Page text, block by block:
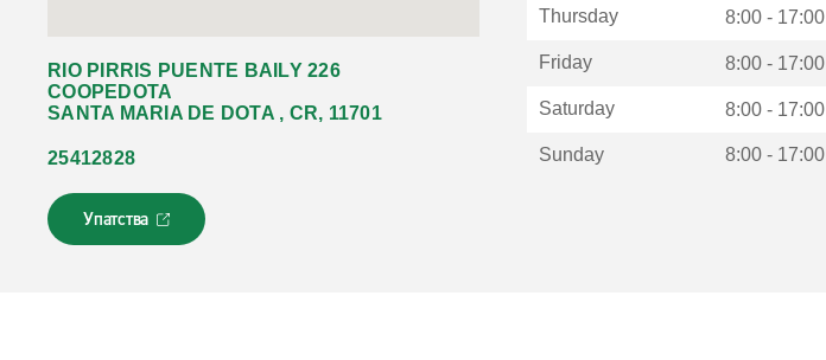
RIO PIRRIS PUENTE BAILY 226
COOPEDOTA
SANTA MARIA DE DOTA , CR, 11701
25412828
Упатства
Л
и
Thursday 8:00 - 17:00
Friday 8:00 - 17:00
Saturday 8:00 - 17:00
Sunday 8:00 - 17:00